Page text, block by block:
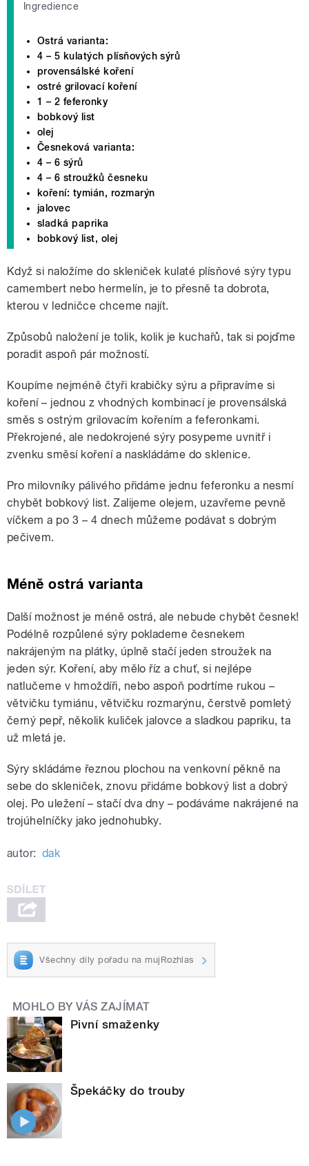
Ingredience
Ostrá varianta:
4 – 5 kulatých plísňových sýrů
provensálské koření
ostré grilovací koření
1 – 2 feferonky
bobkový list
olej
Česneková varianta:
4 – 6 sýrů
4 – 6 stroužků česneku
koření: tymián, rozmarýn
jalovec
sladká paprika
bobkový list, olej
Když si naložíme do skleniček kulaté plísňové sýry typu
camembert nebo hermelín, je to přesně ta dobrota,
kterou v ledničce chceme najít.
Způsobů naložení je tolik, kolik je kuchařů, tak si pojďme
poradit aspoň pár možností.
Koupíme nejméně čtyři krabičky sýru a připravíme si
koření – jednou z vhodných kombinací je provensálská
směs s ostrým grilovacím kořením a feferonkami.
Překrojené, ale nedokrojené sýry posypeme uvnitř i
zvenku směsí koření a naskládáme do sklenice.
Pro milovníky pálivého přidáme jednu feferonku a nesmí
chybět bobkový list. Zalijeme olejem, uzavřeme pevně
víčkem a po 3 – 4 dnech můžeme podávat s dobrým
pečivem.
Méně ostrá varianta
Další možnost je méně ostrá, ale nebude chybět česnek!
Podélně rozpůlené sýry poklademe česnekem
nakrájeným na plátky, úplně stačí jeden stroužek na
jeden sýr. Koření, aby mělo říz a chuť, si nejlépe
natlučeme v hmoždíři, nebo aspoň podrtíme rukou –
větvičku tymiánu, větvičku rozmarýnu, čerstvě pomletý
černý pepř, několik kuliček jalovce a sladkou papriku, ta
už mletá je.
Sýry skládáme řeznou plochou na venkovní pěkně na
sebe do skleniček, znovu přidáme bobkový list a dobrý
olej. Po uležení – stačí dva dny – podáváme nakrájené na
trojúhelníčky jako jednohubky.
autor: dak
Všechny díly pořadu na mujRozhlas
MOHLO BY VÁS ZAJÍMAT
Pivní smaženky
Špekáčky do trouby